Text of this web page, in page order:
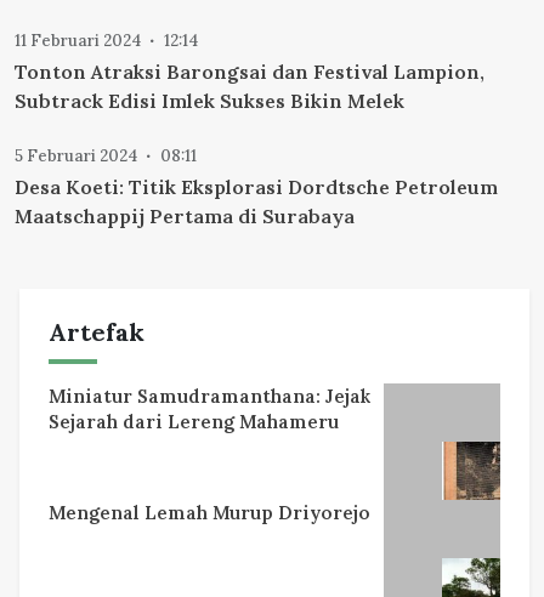
11 Februari 2024 12:14
Tonton Atraksi Barongsai dan Festival Lampion,
Subtrack Edisi Imlek Sukses Bikin Melek
5 Februari 2024 08:11
Desa Koeti: Titik Eksplorasi Dordtsche Petroleum
Maatschappij Pertama di Surabaya
Artefak
Miniatur Samudramanthana: Jejak
Sejarah dari Lereng Mahameru
Mengenal Lemah Murup Driyorejo